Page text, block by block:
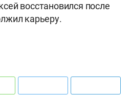
восстановился после
карьеру.